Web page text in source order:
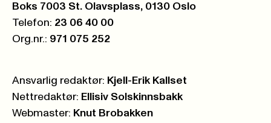
Postboks:
Boks 7003 St. Olavsplass, 0130 Oslo
Telefon: 23 06 40 00
Org.nr.: 971 075 252
Ansvarlig redaktør: Kjell-Erik Kallset
Nettredaktør: Ellisiv Solskinnsbakk
Webmaster: Knut Brobakken